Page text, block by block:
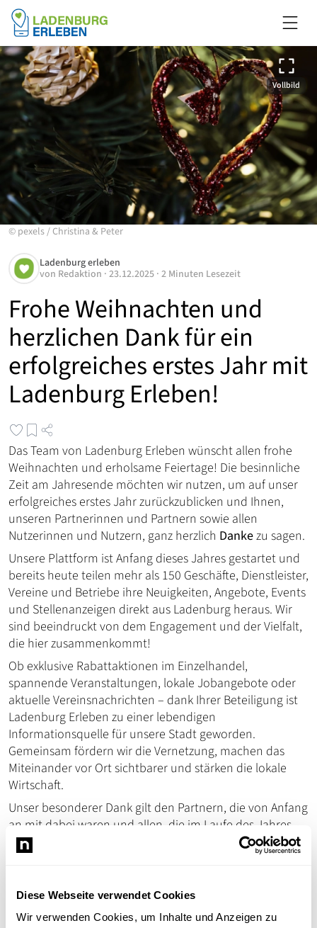
Diese Webseite verwendet Cookies
Wir verwenden Cookies, um Inhalte und Anzeigen zu
Vollbild
© pexels/Christina & Peter
Frohe Weihnachten und
herzlichen Dank für ein
erfolgreiches erstes Jahr mit
Ladenburg Erleben!
Ladenburg erleben
von Redaktion · 23.12.2025 · 2 Minuten Lesezeit
Das Team von Ladenburg Erleben wünscht allen frohe
Weihnachten und erholsame Feiertage! Die besinnliche
Zeit am Jahresende möchten wir nutzen, um auf unser
erfolgreiches erstes Jahr zurückzublicken und Ihnen,
unseren Partnerinnen und Partnern sowie allen
Nutzerinnen und Nutzern, ganz herzlich Dankezu sagen.
Unsere Plattform ist Anfang dieses Jahres gestartet und
bereits heute teilen mehr als 150 Geschäfte, Dienstleister,
Vereine und Betriebe ihre Neuigkeiten, Angebote, Events
und Stellenanzeigen direkt aus Ladenburg heraus. Wir
sind beeindruckt von dem Engagement und der Vielfalt,
die hier zusammenkommt!
Ob exklusive Rabattaktionen im Einzelhandel,
spannende Veranstaltungen, lokale Jobangebote oder
aktuelle Vereinsnachrichten – dank Ihrer Beteiligung ist
Ladenburg Erleben zu einer lebendigen
Informationsquelle für unsere Stadt geworden.
Gemeinsam fördern wir die Vernetzung, machen das
Miteinander vor Ort sichtbarer und stärken die lokale
Wirtschaft.
Unser besonderer Dank gilt den Partnern, die von Anfang
an mit dabei waren und allen, die im Laufe des Jahres
dazugekommen sind. Ihr Vertrauen und Ihr stetiger Input
motivieren uns jeden Tag, die Plattform weiter
Wir freuen uns darauf, im kommenden Jahr gemeinsam
noch mehr zu erreichen: Mehr Austausch, neue